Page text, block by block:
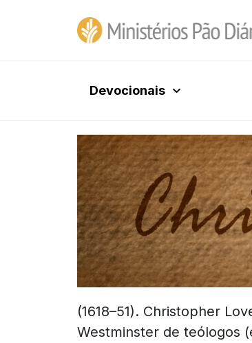
Devocionais
(1618–51). Christopher
Westminster de teólogos